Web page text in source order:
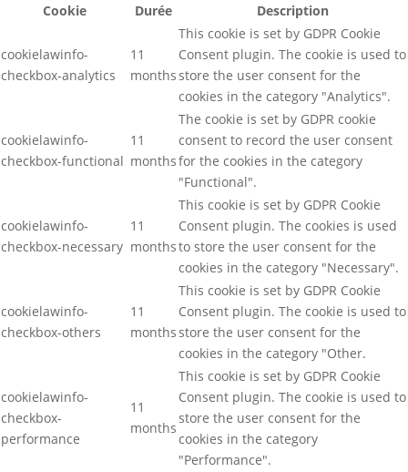
Cookie
Durée Description
cookielawinfo-
checkbox-analytics
11
months
This cookie is set by GDPR Cookie
Consent plugin. The cookie is used to
store the user consent for the
cookies in the category "Analytics".
cookielawinfo-
checkbox-functional
11
months
The cookie is set by GDPR cookie
consent to record the user consent
for the cookies in the category
"Functional".
cookielawinfo-
checkbox-necessary
11
months
This cookie is set by GDPR Cookie
Consent plugin. The cookies is used
to store the user consent for the
cookies in the category "Necessary".
cookielawinfo-
checkbox-others
11
months
This cookie is set by GDPR Cookie
Consent plugin. The cookie is used to
store the user consent for the
cookies in the category "Other.
cookielawinfo-
checkbox-
performance
11
months
This cookie is set by GDPR Cookie
Consent plugin. The cookie is used to
store the user consent for the
cookies in the category
"Performance".